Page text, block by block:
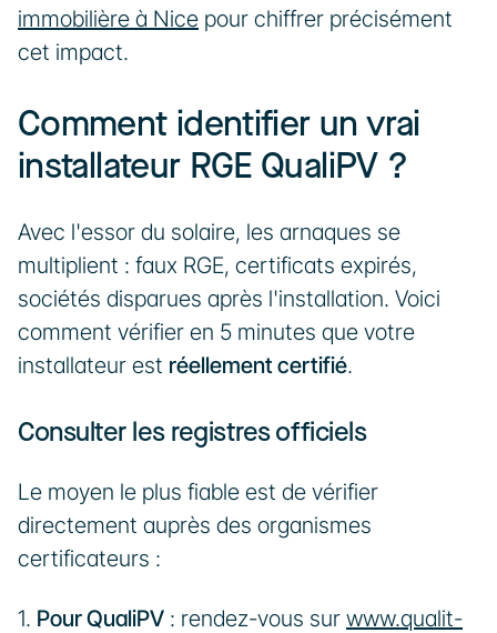
immobilière à Nice pour chiffrer précisément
cet impact.
Comment identifier un vrai
installateur RGE QualiPV ?
Avec l'essor du solaire, les arnaques se
multiplient : faux RGE, certificats expirés,
sociétés disparues après l'installation. Voici
comment vérifier en 5 minutes que votre
installateur est réellement certifié.
Consulter les registres officiels
Le moyen le plus fiable est de vérifier
directement auprès des organismes
certificateurs :
1. Pour QualiPV : rendez-vous sur www.qualit-